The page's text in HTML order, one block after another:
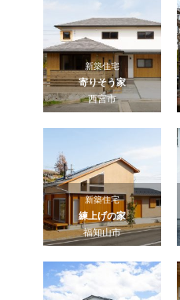
新築住宅
寄りそう家
西宮市
新築住宅
練上げの家
福知山市